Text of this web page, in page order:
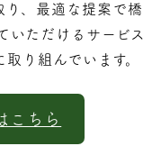
り、最適な提案で橋
いただけるサービス
り組んでいます。
こちら